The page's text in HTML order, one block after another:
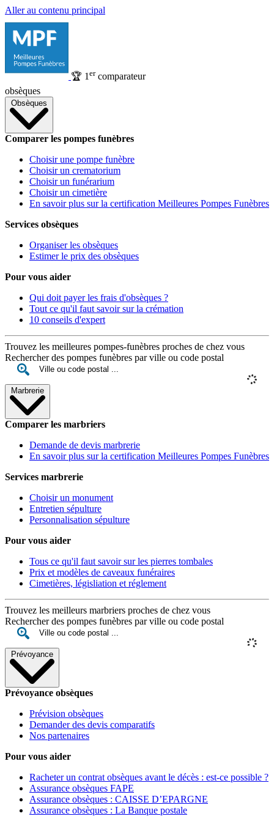
Aller au contenu principal
🏆 1 ercomparateur
obsèques
Obsèques
Comparer les pompes funèbres
Choisir une pompe funèbre
Choisir un crematorium
Choisir un funérarium
Choisir un cimetière
En savoir plus sur la certification Meilleures Pompes Funèbres
Services obsèques
Organiser les obsèques
Estimer le prix des obsèques
Pour vous aider
Qui doit payer les frais d'obsèques ?
Tout ce qu'il faut savoir sur la crémation
10 conseils d'expert
Trouvez les meilleures pompes-funèbres proches de chez vous
Rechercher des pompes funèbres par ville ou code postal
Marbrerie
Comparer les marbriers
Demande de devis marbrerie
En savoir plus sur la certification Meilleures Pompes Funèbres
Services marbrerie
Choisir un monument
Entretien sépulture
Personnalisation sépulture
Pour vous aider
Tous ce qu'il faut savoir sur les pierres tombales
Prix et modèles de caveaux funéraires
Cimetières, législiation et réglement
Trouvez les meilleurs marbriers proches de chez vous
Rechercher des pompes funèbres par ville ou code postal
Prévoyance
Prévoyance obsèques
Prévision obsèques
Demander des devis comparatifs
Nos partenaires
Pour vous aider
Racheter un contrat obsèques avant le décès : est-ce possible ?
Assurance obsèques FAPE
Assurance obsèques : CAISSE D’EPARGNE
Assurance obsèques : La Banque postale